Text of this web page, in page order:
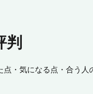
判
・気になる点・合う人